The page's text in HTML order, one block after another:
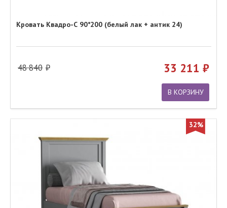
Кровать Квадро-С 90*200 (белый лак + антик 24)
48 840 33 211
В КОРЗИНУ
32%